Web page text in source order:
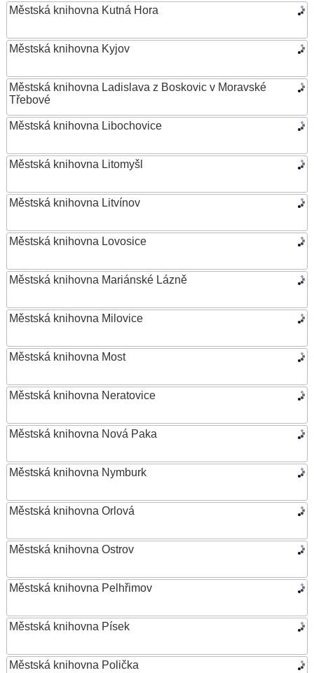
Městská knihovna Kutná Hora
Městská knihovna Kyjov
Městská knihovna Ladislava z Boskovic v Moravské
Třebové
Městská knihovna Libochovice
Městská knihovna Litomyšl
Městská knihovna Litvínov
Městská knihovna Lovosice
Městská knihovna Mariánské Lázně
Městská knihovna Milovice
Městská knihovna Most
Městská knihovna Neratovice
Městská knihovna Nová Paka
Městská knihovna Nymburk
Městská knihovna Orlová
Městská knihovna Ostrov
Městská knihovna Pelhřimov
Městská knihovna Písek
Městská knihovna Polička